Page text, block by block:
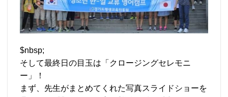
$nbsp;
そして最終日の目玉は「クロージングセレモニ
ー」！
まず、先生がまとめてくれた写真スライドショーを